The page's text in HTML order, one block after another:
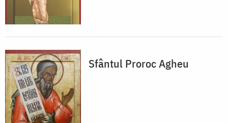
Sfântul Proroc Agheu